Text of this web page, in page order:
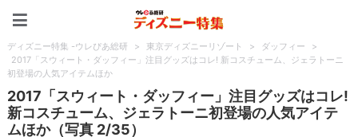
ディズニー特集 -ウレぴあ総研 > 東京ディズニーリゾート > ダッフィー
>
2017「スウィート・ダッフィー」注目グッズはコレ! 新コスチューム、ジェラトーニ
初登場の人気アイテムほか
2017「スウィート・ダッフィー」注目グッズはコレ!
新コスチューム、ジェラトーニ初登場の人気アイテ
ムほか（写真 2/35）